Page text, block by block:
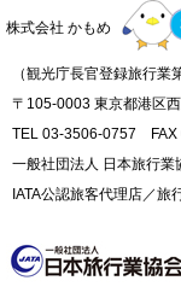
株式会社 かもめ
（観光庁長官登録旅行業
〒105-0003 東京都港区
TEL 03-3506-0757 FAX
一般社団法人 日本旅行業
IATA公認旅客代理店／旅